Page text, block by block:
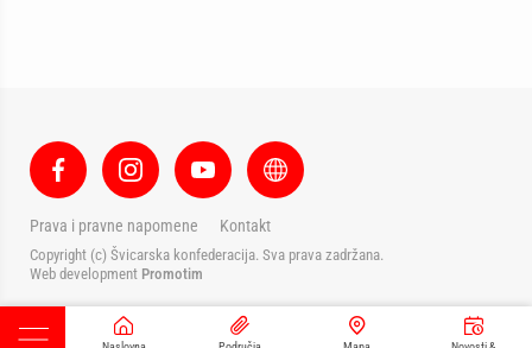
Prava i pravne napomene Kontakt
Copyright (c) Švicarska konfederacija. Sva prava zadržana.
Web development Promotim